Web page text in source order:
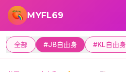
跳转到主要内容
MYFL69
全部 #JB自由身 #KL自由身